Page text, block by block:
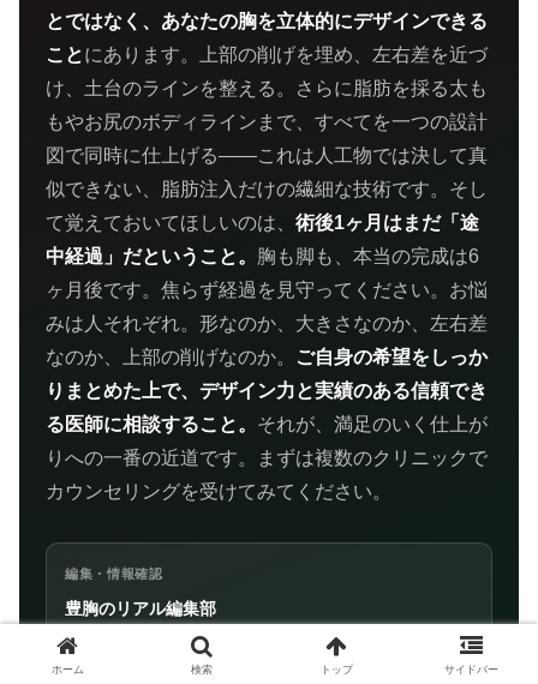
とではなく、あなたの胸を立体的にデザインできる
ことにあります。上部の削げを埋め、左右差を近づ
け、土台のラインを整える。さらに脂肪を採る太も
もやお尻のボディラインまで、すべてを一つの設計
図で同時に仕上げる——これは人工物では決して真
似できない、脂肪注入だけの繊細な技術です。そし
て覚えておいてほしいのは、 術後1ヶ月はまだ「途
中経過」だということ。
胸も脚も、本当の完成は6
ヶ月後です。焦らず経過を見守ってください。お悩
みは人それぞれ。形なのか、大きさなのか、左右差
なのか、上部の削げなのか。 ご自身の希望をしっか
りまとめた上で、デザイン力と実績のある信頼でき
る医師に相談すること。 それが、満足のいく仕上が
りへの一番の近道です。まずは複数のクリニックで
カウンセリングを受けてみてください。
編集・情報確認
豊胸のリアル編集部
美容医療業界で15年、のべ2万人以上のバストの悩みに向き合
ってきた運営者が、学会ガイドライン・公的機関の統計などの
ホーム 検索 トップ サイドバー